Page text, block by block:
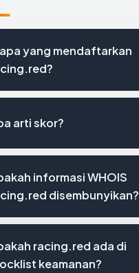
yang mendaftarkan
arti skor?
informasi WHOIS
disembunyikan?
racing.red ada di
keamanan?